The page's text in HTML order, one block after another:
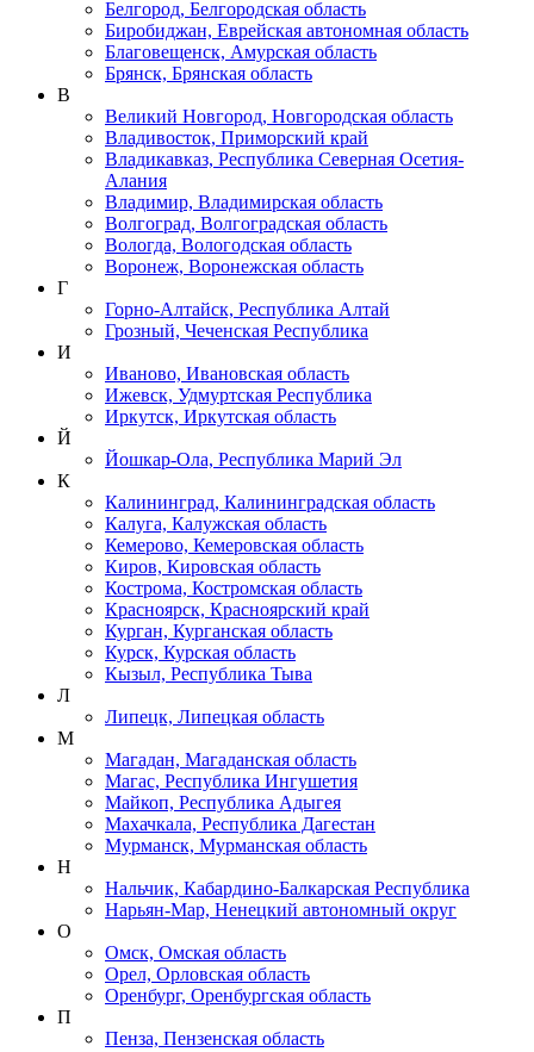
Белгород, Белгородская область
Биробиджан, Еврейская автономная область
Благовещенск, Амурская область
Брянск, Брянская область
В
Великий Новгород, Новгородская область
Владивосток, Приморский край
Владикавказ, Республика Северная Осетия-
Алания
Владимир, Владимирская область
Волгоград, Волгоградская область
Вологда, Вологодская область
Воронеж, Воронежская область
Г
Горно-Алтайск, Республика Алтай
Грозный, Чеченская Республика
И
Иваново, Ивановская область
Ижевск, Удмуртская Республика
Иркутск, Иркутская область
Й
Йошкар-Ола, Республика Марий Эл
К
Калининград, Калининградская область
Калуга, Калужская область
Кемерово, Кемеровская область
Киров, Кировская область
Кострома, Костромская область
Красноярск, Красноярский край
Курган, Курганская область
Курск, Курская область
Кызыл, Республика Тыва
Л
Липецк, Липецкая область
М
Магадан, Магаданская область
Магас, Республика Ингушетия
Майкоп, Республика Адыгея
Махачкала, Республика Дагестан
Мурманск, Мурманская область
Н
Нальчик, Кабардино-Балкарская Республика
Нарьян-Мар, Ненецкий автономный округ
О
Омск, Омская область
Орел, Орловская область
Оренбург, Оренбургская область
П
Пенза, Пензенская область